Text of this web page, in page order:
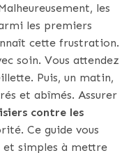
les
les premiers
cette frustration.
soin. Vous attendez
Puis, un matin,
et abîmés. Assurer
contre les
Ce guide vous
et simples à mettre